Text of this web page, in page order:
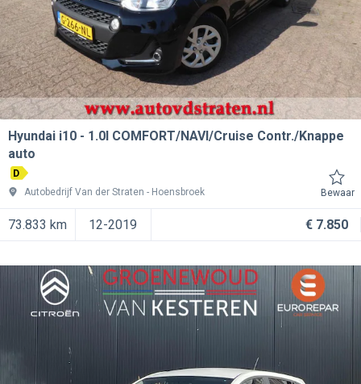
Hyundai i10
1.0I COMFORT/NAVI/Cruise Contr./Knappe
auto
D
Autobedrijf Van der Straten
Hoensbroek Bewaar
73.833 km 12-2019 € 7.850